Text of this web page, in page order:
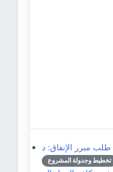
تخطيط وجدولة المشروع